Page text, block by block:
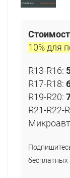
10% для
R13-R16:
R17-R18:
R19-R20:
R21-R22-
бесплатных